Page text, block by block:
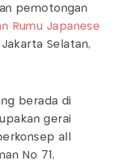
pemotongan
Rumu Japanese
Selatan,
berada di
gerai
all
No 71,